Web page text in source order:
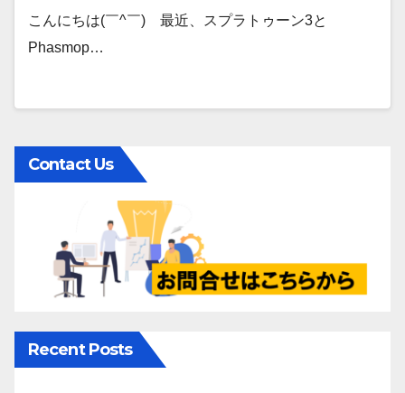
こんにちは(￣^￣)ゞ最近、スプラトゥーン3と
Phasmop…
Contact Us
Recent Posts